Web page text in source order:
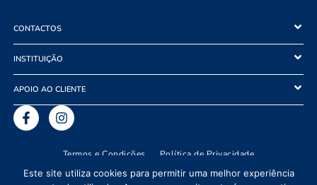
CONTACTOS
INSTITUIÇÃO
APOIO AO CLIENTE
Termos e Condições
Política de Privacidade
2021 © Hospital Agostinho Ribeiro – Todos os Direitos Reservados.
Este site utiliza cookies para permitir uma melhor experiência